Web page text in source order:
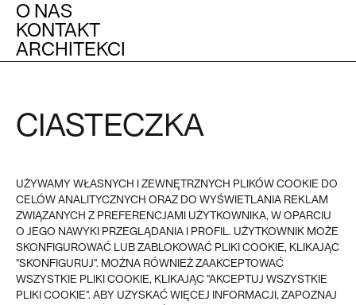
O NAS
KONTAKT
ARCHITEKCI
MEDIA
OBSŁUGA KLIENTA
PŁATNOŚĆ
DOSTAWA
ZWROTY
REKLAMACJE
POZOSTAŁE
VEER - 2026 © VEER, WSZYSTKIE PRAWA ZASTRZEŻONE
CIASTECZKA
UŻYWAMY WŁASNYCH I ZEWNĘTRZNYCH PLIKÓW COOKIE DO
CELÓW ANALITYCZNYCH ORAZ DO WYŚWIETLANIA REKLAM
ZWIĄZANYCH Z PREFERENCJAMI UŻYTKOWNIKA, W OPARCIU
O JEGO NAWYKI PRZEGLĄDANIA I PROFIL. UŻYTKOWNIK MOŻE
SKONFIGUROWAĆ LUB ZABLOKOWAĆ PLIKI COOKIE, KLIKAJĄC
"SKONFIGURUJ". MOŻNA RÓWNIEŻ ZAAKCEPTOWAĆ
WSZYSTKIE PLIKI COOKIE, KLIKAJĄC "AKCEPTUJ WSZYSTKIE
PLIKI COOKIE". ABY UZYSKAĆ WIĘCEJ INFORMACJI, ZAPOZNAJ